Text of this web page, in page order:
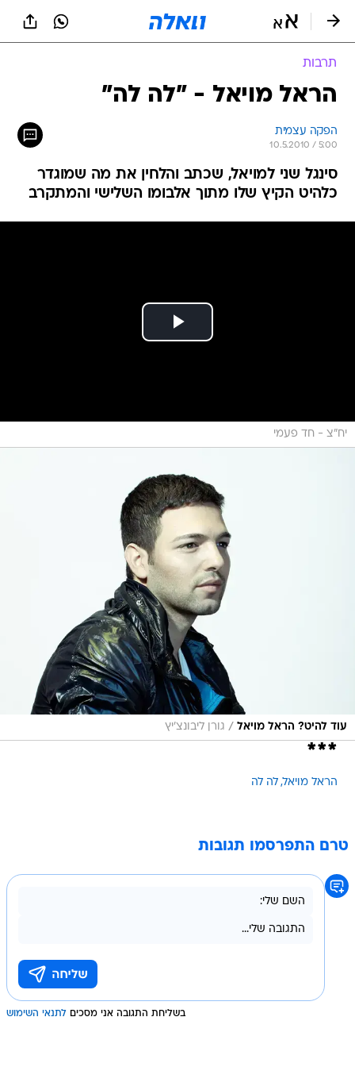
תרבות
הראל מויאל - "לה לה"
הפקה עצמית
10.5.2010 / 5:00
סינגל שני למויאל, שכתב והלחין את מה שמוגדר
כלהיט הקיץ שלו מתוך אלבומו השלישי והמתקרב
יח"צ - חד פעמי
עוד להיט? הראל מויאל / גורן ליבונצ'יץ
***
הראל מויאל לה לה
טרם התפרסמו תגובות
בשליחת התגובה אני מסכים לתנאי השימוש